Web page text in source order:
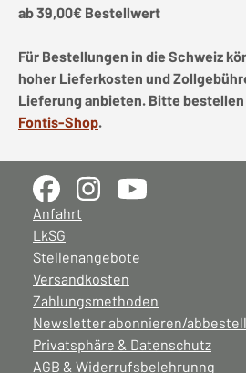
ab 39,00€ Bestellwert
Für Bestellungen in die Schweiz
hoher Lieferkosten und
Lieferung anbieten. Bitte
Fontis-Shop.
Anfahrt
LkSG
Stellenangebote
Versandkosten
Zahlungsmethoden
Newsletter abonnieren/
Privatsphäre & Datenschutz
AGB & Widerrufsbelehrunng